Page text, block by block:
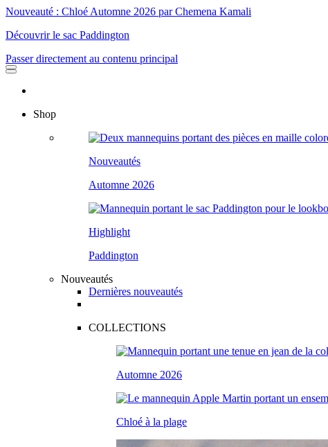
Nouveauté : Chloé Automne 2026 par Chemena Kamali
Découvrir le sac Paddington
Passer directement au contenu principal
Shop
Nouveautés
Automne 2026
Highlight
Paddington
Nouveautés
Dernières nouveautés
COLLECTIONS
Automne 2026
Chloé à la plage